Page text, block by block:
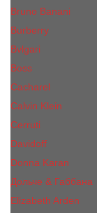
Bruno Banani
Burberry
Bvlgari
Boss
Cacharel
Calvin Klein
Cerruti
Davidoff
Donna Karan
Дольче & Габбана
Elizabeth Arden